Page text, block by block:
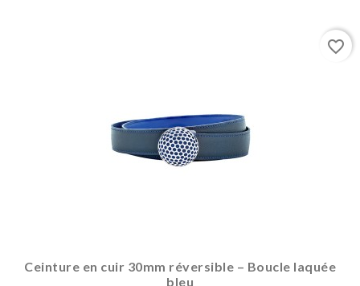
Ceinture en cuir 30mm réversible – Boucle laquée
bleu
favorite_border